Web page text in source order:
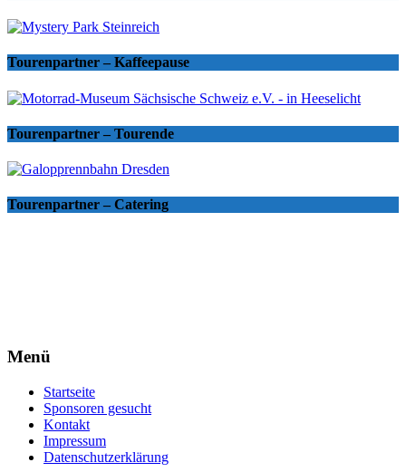
Tourenpartner – Kaffeepause
Tourenpartner – Tourende
Tourenpartner – Catering
Menü
Startseite
Sponsoren gesucht
Kontakt
Impressum
Datenschutzerklärung